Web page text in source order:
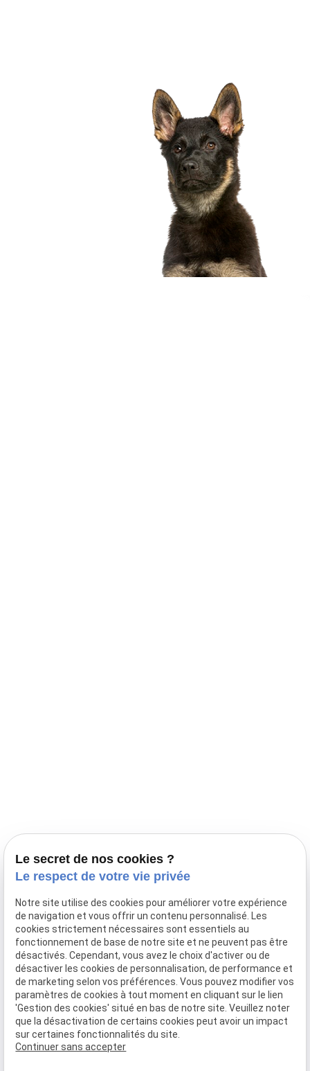
03 28 68 82 00
06 80 84 45 90
Adresse
10, chemin de Cassel
59470 BOLLEZEELE
Horaires
09:00 - 17:00
Lundi - Samedi
Le secret de nos cookies ?
Le respect de votre vie privée
Notre site utilise des cookies pour améliorer votre expérience
de navigation et vous offrir un contenu personnalisé. Les
cookies strictement nécessaires sont essentiels au
fonctionnement de base de notre site et ne peuvent pas être
désactivés. Cependant, vous avez le choix d'activer ou de
désactiver les cookies de personnalisation, de performance et
de marketing selon vos préférences. Vous pouvez modifier vos
paramètres de cookies à tout moment en cliquant sur le lien
'Gestion des cookies' situé en bas de notre site. Veuillez noter
que la désactivation de certains cookies peut avoir un impact
sur certaines fonctionnalités du site.
Continuer sans accepter